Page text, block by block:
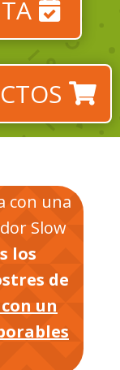
con una
Slow
los
de
con un